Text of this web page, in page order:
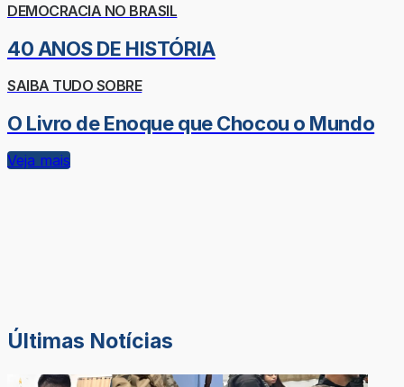
DEMOCRACIA NO BRASIL
40 ANOS DE HISTÓRIA
SAIBA TUDO SOBRE
O Livro de Enoque que Chocou o Mundo
Veja mais
Últimas Notícias